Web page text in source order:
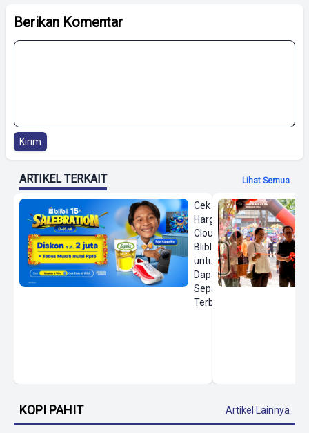
Berikan Komentar
Kirim
ARTIKEL TERKAIT Lihat Semua
Cek
Harga On
Cloud di
Blibli
untuk
Dapatkan
Sepatu
Terbaru
KOPI PAHIT Artikel Lainnya